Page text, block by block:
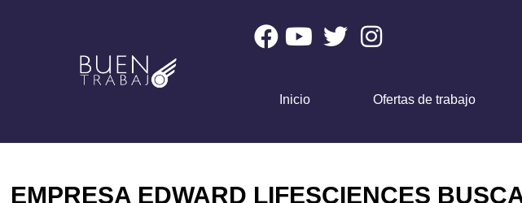
Inicio Ofertas de trabajo
EMPRESA EDWARD LIFESCIENCES